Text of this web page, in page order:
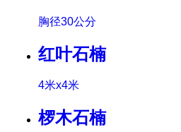
胸径30公分
红叶石楠
4米x4米
椤木石楠